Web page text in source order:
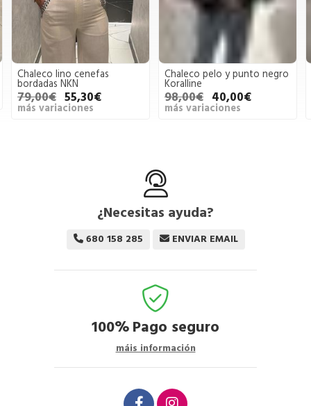
Chaleco lino cenefas
bordadas NKN
79,00€ 55,30€
más variaciones
Chaleco pelo y punto negro
Koralline
98,00€ 40,00€
más variaciones
¿Necesitas ayuda?
680 158 285 ENVIAR EMAIL
100%Pago seguro
máis información